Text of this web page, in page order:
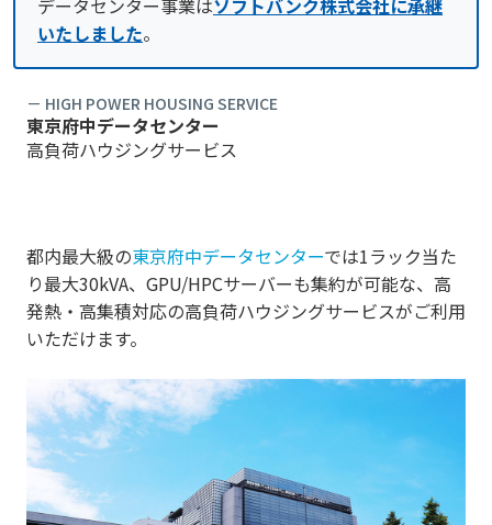
データセンター事業はソフトバンク株式会社に承継
いたしました。
－ HIGH POWER HOUSING SERVICE
東京府中データセンター
高負荷ハウジングサービス
都内最大級の東京府中データセンターでは1ラック当た
り最大30kVA、GPU/HPCサーバーも集約が可能な、高
発熱・高集積対応の高負荷ハウジングサービスがご利用
いただけます。